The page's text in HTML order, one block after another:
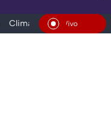
Clima Tráfico
En Vivo